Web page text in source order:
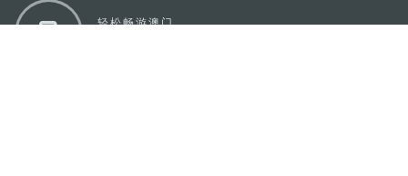
轻松畅游澳门